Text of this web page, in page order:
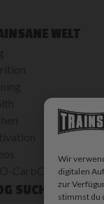
Wir
digitalen
zur
stimmst du
WELT
CarbCalculator
SUCHE